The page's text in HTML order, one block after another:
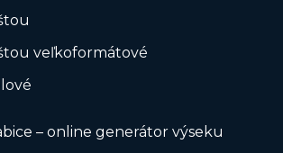
veľkoformátové
– online generátor výseku